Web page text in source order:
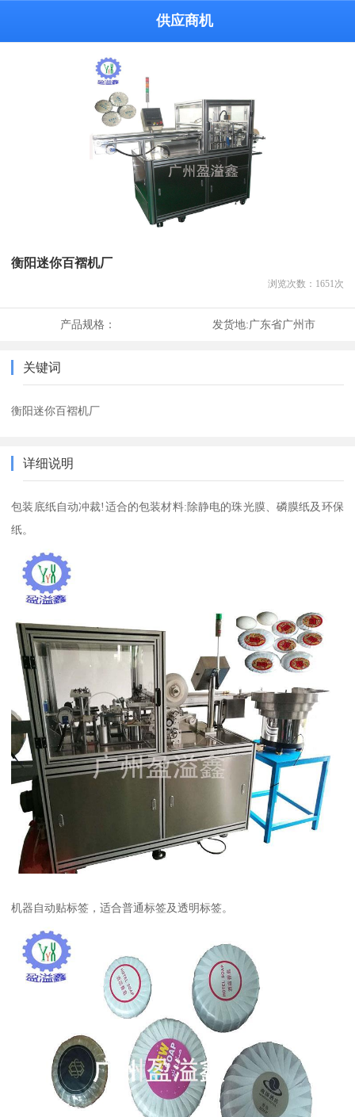
供应商机
衡阳迷你百褶机厂
浏览次数： 1651 次
产品规格： 发货地:广东省广州市
关键词
衡阳迷你百褶机厂
详细说明
包装底纸自动冲裁!适合的包装材料:除静电的珠光膜、磷膜纸及环保
纸。
机器自动贴标签，适合普通标签及透明标签。